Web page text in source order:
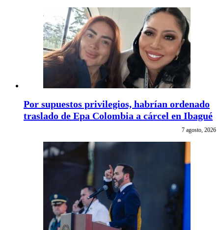
Por supuestos privilegios, habrían ordenado
traslado de Epa Colombia a cárcel en Ibagué
7 agosto, 2026